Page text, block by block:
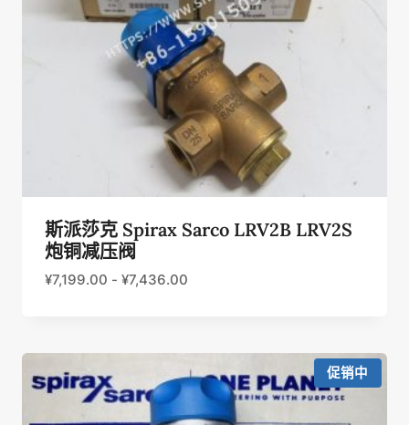
斯派莎克 Spirax Sarco LRV2B LRV2S
炮铜减压阀
¥7,199.00 - ¥7,436.00
促销中